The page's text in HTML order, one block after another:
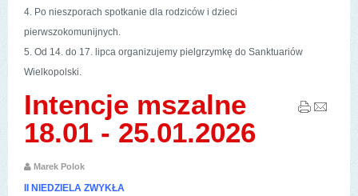
4. Po nieszporach spotkanie dla rodziców i dzieci
pierwszokomunijnych.
5. Od 14. do 17. lipca organizujemy pielgrzymkę do Sanktuariów
Wielkopolski.
Intencje mszalne
18.01 - 25.01.2026
Marek Polok
II NIEDZIELA ZWYKŁA